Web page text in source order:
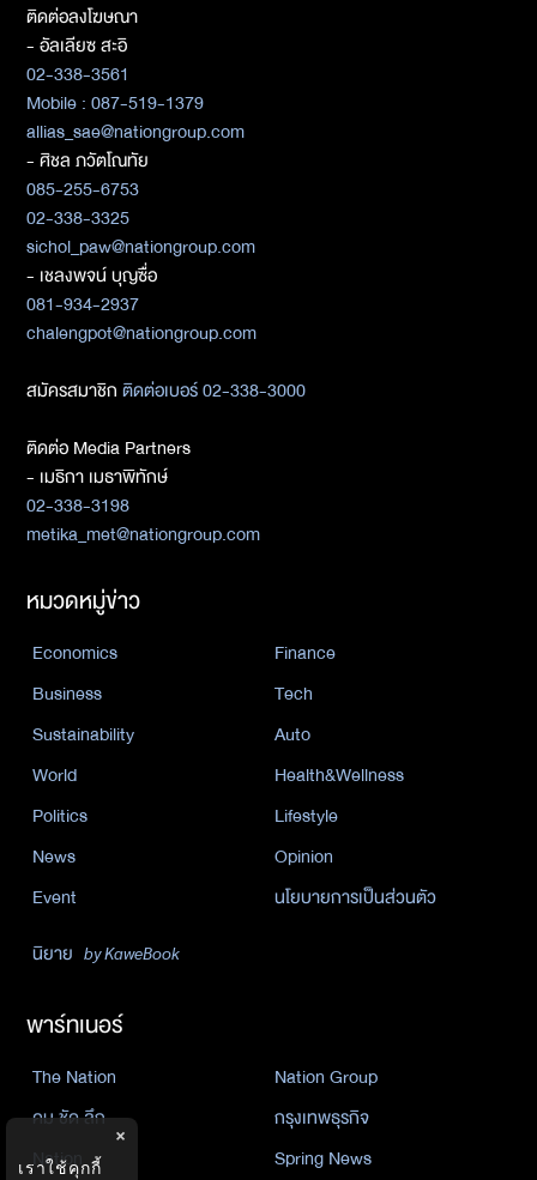
ติดต่อลงโฆษณา
- อัลเลียซ สะอิ
02-338-3561
Mobile : 087-519-1379
allias_sae@nationgroup.com
- ศิชล ภวัตโณทัย
085-255-6753
02-338-3325
sichol_paw@nationgroup.com
- เชลงพจน์ บุญซื่อ
081-934-2937
chalengpot@nationgroup.com
สมัครสมาชิกติดต่อเบอร์ 02-338-3000
ติดต่อ Media Partners
- เมธิกา เมธาพิทักษ์
02-338-3198
metika_met@nationgroup.com
หมวดหมู่ข่าว
Economics
Finance
Business
Tech
Sustainability
Auto
World
Health&Wellness
Politics
Lifestyle
News
Opinion
Event
นโยบายการเป็นส่วนตัว
นิยาย by KaweBook
พาร์ทเนอร์
The Nation
Nation Group
คม ชัด ลึก
กรุงเทพธุรกิจ
Nation
Spring News
×
เราใช้คุกกี้